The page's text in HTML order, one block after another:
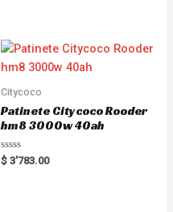
t
o
f
5
Citycoco
Patinete Citycoco Rooder
hm8 3000w 40ah
R
a
$ 3'783.00